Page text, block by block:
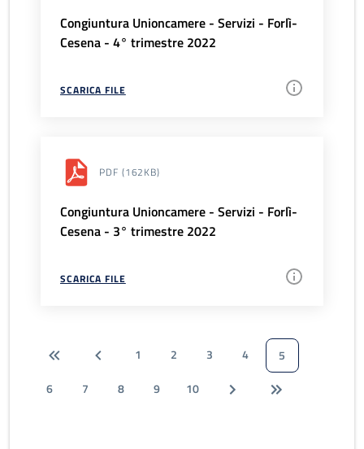
Congiuntura Unioncamere - Servizi - Forlì-
Cesena - 4° trimestre 2022
SCARICA FILE
PDF (162KB)
Congiuntura Unioncamere - Servizi - Forlì-
Cesena - 3° trimestre 2022
SCARICA FILE
1 2 3 4
5
6
7 8 9 10